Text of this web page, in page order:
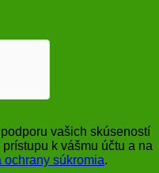
vašich skúseností
k vášmu účtu a na
ochrany súkromia.